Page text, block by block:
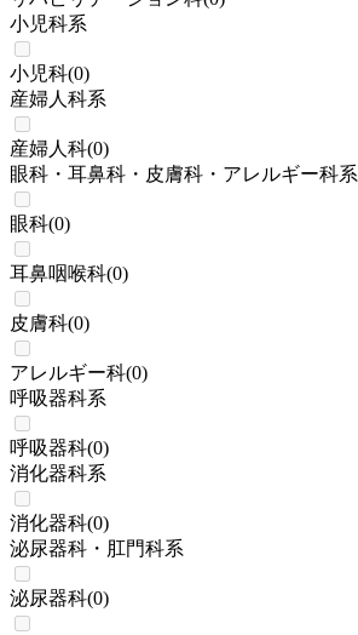
小児科系
小児科(0)
産婦人科系
産婦人科(0)
眼科・耳鼻科・皮膚科・アレルギー科系
眼科(0)
耳鼻咽喉科(0)
皮膚科(0)
アレルギー科(0)
呼吸器科系
呼吸器科(0)
消化器科系
消化器科(0)
泌尿器科・肛門科系
泌尿器科(0)